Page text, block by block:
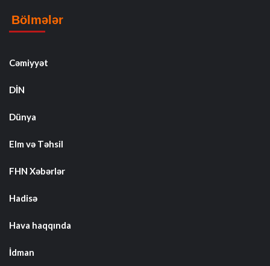
Bölmələr
Cəmiyyət
DİN
Dünya
Elm və Təhsil
FHN Xəbərlər
Hadisə
Hava haqqında
İdman